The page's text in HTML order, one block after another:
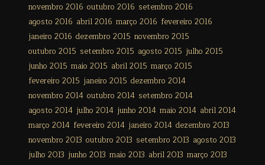
novembro 2016 outubro 2016 setembro 2016
agosto 2016 abril 2016 março 2016 fevereiro 2016
janeiro 2016 dezembro 2015 novembro 2015
outubro 2015 setembro 2015 agosto 2015 julho 2015
junho 2015 maio 2015 abril 2015 março 2015
fevereiro 2015 janeiro 2015 dezembro 2014
novembro 2014 outubro 2014 setembro 2014
agosto 2014 julho 2014 junho 2014 maio 2014 abril 2014
março 2014 fevereiro 2014 janeiro 2014 dezembro 2013
novembro 2013 outubro 2013 setembro 2013 agosto 2013
julho 2013 junho 2013 maio 2013 abril 2013 março 2013